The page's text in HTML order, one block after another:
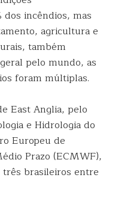
incêndios, mas
agricultura e
também
pelo mundo, as
foram múltiplas.
East Anglia, pelo
e Hidrologia do
Europeu de
Prazo (ECMWF),
brasileiros entre